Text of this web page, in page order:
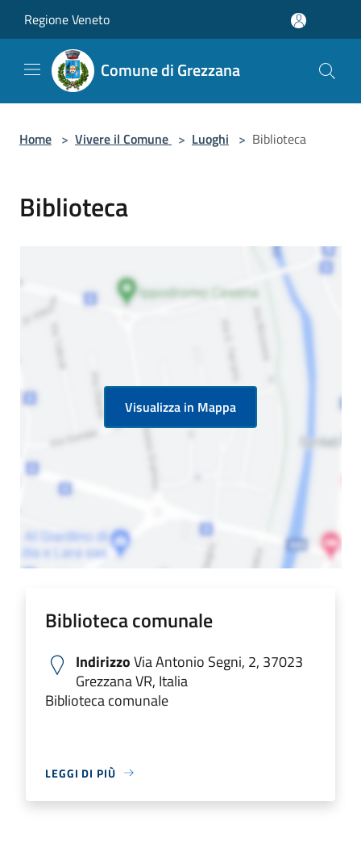
Regione Veneto
Comune di Grezzana
Home > Vivere il Comune > Luoghi > Biblioteca
Biblioteca
Visualizza in Mappa
Biblioteca comunale
IndirizzoVia Antonio Segni, 2, 37023
Grezzana VR, Italia
Biblioteca comunale
LEGGI DI PIÙ